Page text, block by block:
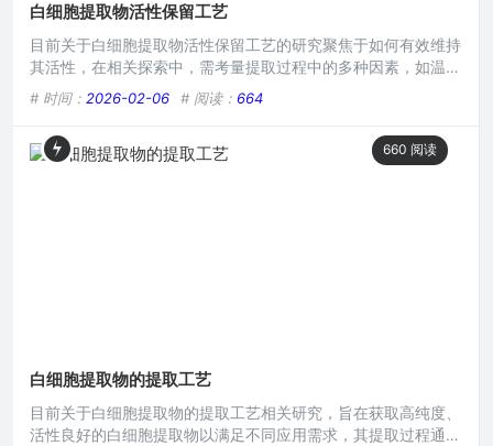
白细胞提取物活性保留工艺
目前关于白细胞提取物活性保留工艺的研究聚焦于如何有效维持
其活性，在相关探索中，需考量提取过程中的多种因素，如温
度、时间、试剂等，以防止白细胞提取物活性成分在提取、保存
等环节受损，这对于相关医疗应用至关重要，有望为疾病治疗等
领域带来新的突破与发展。在生物医学研究与相关产业领域,白
细胞提取物具有至关重要的价值，它蕴含着众多对人体健康有益
# 时间： 2026-02-06 # 阅读： 664
660 阅读
白细胞提取物的提取工艺
目前关于白细胞提取物的提取工艺相关研究，旨在获取高纯度、
活性良好的白细胞提取物以满足不同应用需求，其提取过程通常